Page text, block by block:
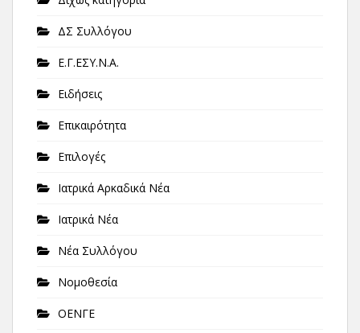
ΔΣ Συλλόγου
Ε.Γ.ΕΣΥ.Ν.Α.
Ειδήσεις
Επικαιρότητα
Επιλογές
Ιατρικά Αρκαδικά Νέα
Ιατρικά Νέα
Νέα Συλλόγου
Νομοθεσία
ΟΕΝΓΕ